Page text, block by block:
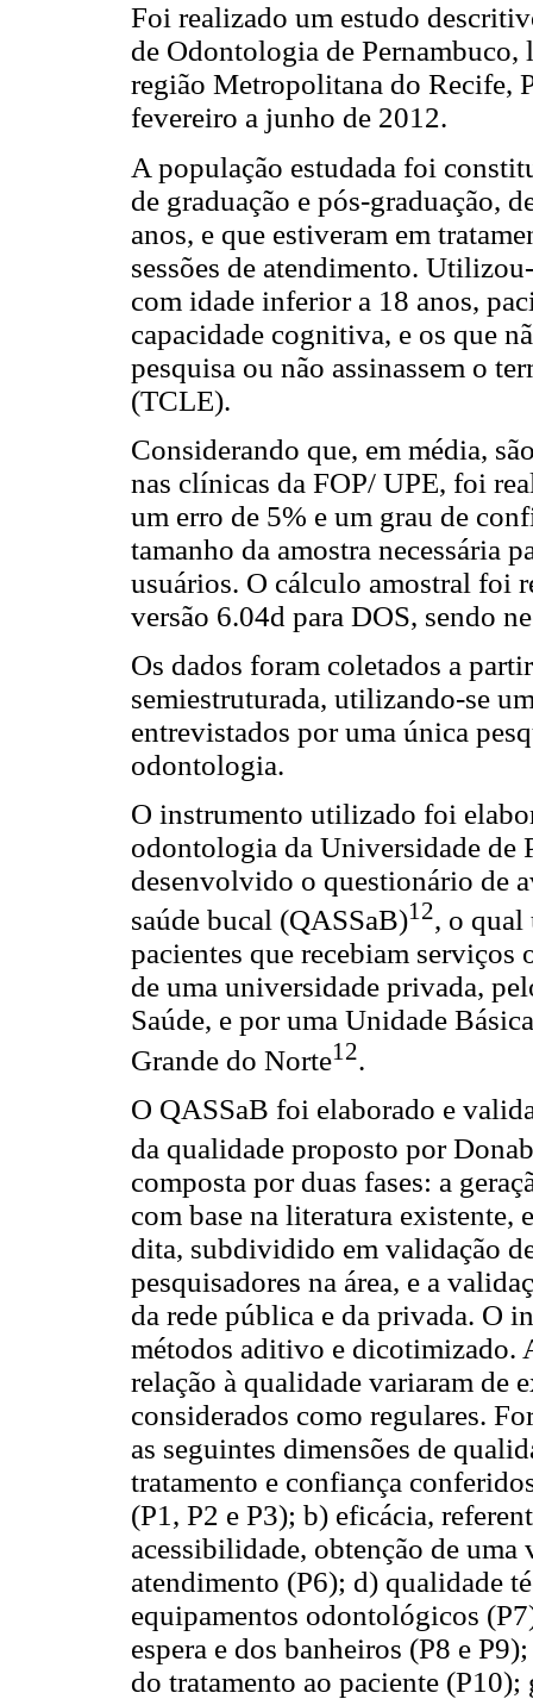
Foi realizado um estudo
de Odontologia de Pernambuco,
região Metropolitana do Recife,
fevereiro a junho de 2012.
A população estudada foi
de graduação e pós-graduação,
anos, e que estiveram em
sessões de atendimento.
com idade inferior a 18 anos,
capacidade cognitiva, e os que
pesquisa ou não assinassem o
(TCLE).
Considerando que, em média,
nas clínicas da FOP/ UPE, foi
um erro de 5% e um grau de
tamanho da amostra necessária
usuários. O cálculo amostral foi
versão 6.04d para DOS, sendo
Os dados foram coletados a
semiestruturada, utilizando-se
entrevistados por uma única
odontologia.
O instrumento utilizado foi
odontologia da Universidade de
desenvolvido o questionário de
saúde bucal (QASSaB)12, o qual
pacientes que recebiam
de uma universidade privada,
Saúde, e por uma Unidade
Grande do Norte12.
O QASSaB foi elaborado e
da qualidade proposto por
composta por duas fases: a
com base na literatura existente,
dita, subdividido em validação
pesquisadores na área, e a
da rede pública e da privada. O
métodos aditivo e dicotimizado.
relação à qualidade variaram de
considerados como regulares.
as seguintes dimensões de
tratamento e confiança
(P1, P2 e P3); b) eficácia,
acessibilidade, obtenção de uma
atendimento (P6); d) qualidade
equipamentos odontológicos
espera e dos banheiros (P8 e
do tratamento ao paciente